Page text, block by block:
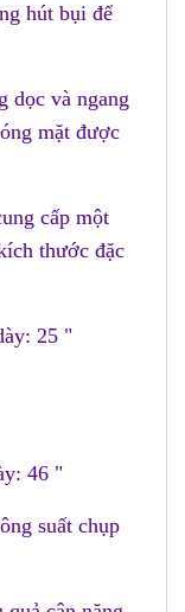
hút bụi để
dọc và ngang
mặt được
cấp một
thước đặc
25 "
46 "
suất chụp